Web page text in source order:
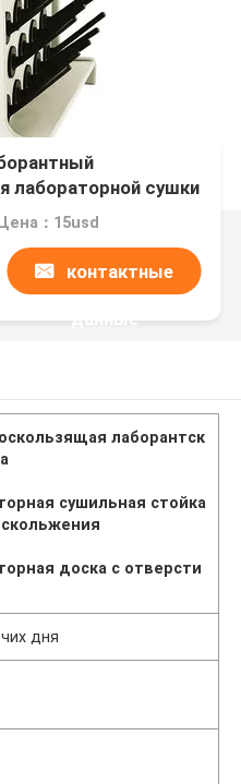
лабораторной сушки
на расстоянии 10
Цена：15usd
контактные
данные
лаборантск
сушильная стойка
доска с отверсти
дня